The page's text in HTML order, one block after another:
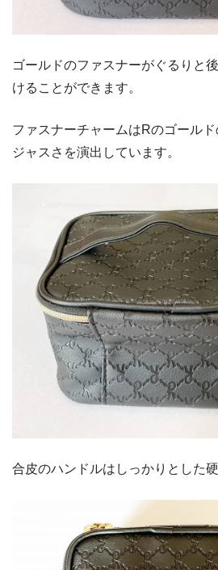
ゴールドのファスナーがぐるりと
けることができます。
ファスナーチャームはRのゴール
ジャスさを演出しています。
合皮のハンドルはしっかりとした